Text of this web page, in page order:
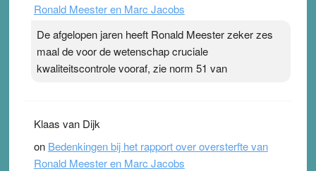
Ronald Meester en Marc Jacobs
De afgelopen jaren heeft Ronald Meester zeker zes
maal de voor de wetenschap cruciale
kwaliteitscontrole vooraf, zie norm 51 van
Klaas van Dijk
on Bedenkingen bij het rapport over oversterfte van
Ronald Meester en Marc Jacobs